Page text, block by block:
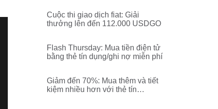
Cuộc thi giao dịch fiat: Giải
thưởng lên đến 112.000 USDGO
Flash Thursday: Mua tiền điện tử
bằng thẻ tín dụng/ghi nợ miễn phí
Giảm đến 70%: Mua thêm và tiết
kiệm nhiều hơn với thẻ tín